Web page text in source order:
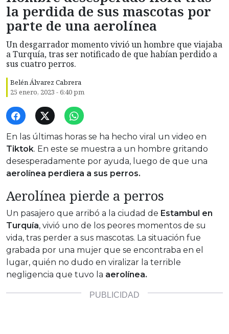
la perdida de sus mascotas por
parte de una aerolínea
Un desgarrador momento vivió un hombre que viajaba
a Turquía, tras ser notificado de que habían perdido a
sus cuatro perros.
Belén Álvarez Cabrera
25 enero, 2023 - 6:40 pm
En las últimas horas se ha hecho viral un video en
Tiktok. En este se muestra a un hombre gritando
desesperadamente por ayuda, luego de que una
aerolínea perdiera a sus perros.
Aerolínea pierde a perros
Un pasajero que arribó a la ciudad de Estambul en
Turquía, vivió uno de los peores momentos de su
vida, tras perder a sus mascotas. La situación fue
grabada por una mujer que se encontraba en el
lugar, quién no dudo en viralizar la terrible
negligencia que tuvo la aerolínea.